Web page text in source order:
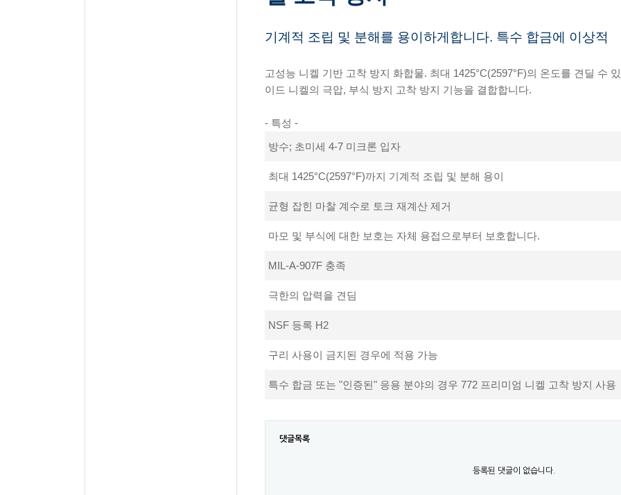
기계적 조립 및 분해를 용이하게합니다. 특수 합금에 이상적
고성능 니켈 기반 고착 방지 화합물. 최대 1425°C(2597°F)의 온도를 견딜 수
이드 니켈의 극압, 부식 방지 고착 방지 기능을 결합합니다.
- 특성 -
방수; 초미세 4-7 미크론 입자
최대 1425°C(2597°F)까지 기계적 조립 및 분해 용이
균형 잡힌 마찰 계수로 토크 재계산 제거
마모 및 부식에 대한 보호는 자체 용접으로부터 보호합니다.
MIL-A-907F 충족
극한의 압력을 견딤
NSF 등록 H2
구리 사용이 금지된 경우에 적용 가능
특수 합금 또는 "인증된" 응용 분야의 경우 772 프리미엄 니켈 고착 방지 사용​
댓글목록
등록된 댓글이 없습니다.